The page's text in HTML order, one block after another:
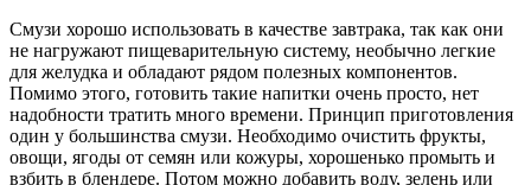
Смузи хорошо использовать в качестве завтрака, так как они
не нагружают пищеварительную систему, необычно легкие
для желудка и обладают рядом полезных компонентов.
Помимо этого, готовить такие напитки очень просто, нет
надобности тратить много времени. Принцип приготовления
один у большинства смузи. Необходимо очистить фрукты,
овощи, ягоды от семян или кожуры, хорошенько промыть и
взбить в блендере. Потом можно добавить воду, зелень или